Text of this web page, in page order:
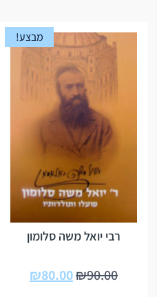
מבצע!
רבי יואל משה סלומון
₪90.00
₪80.00